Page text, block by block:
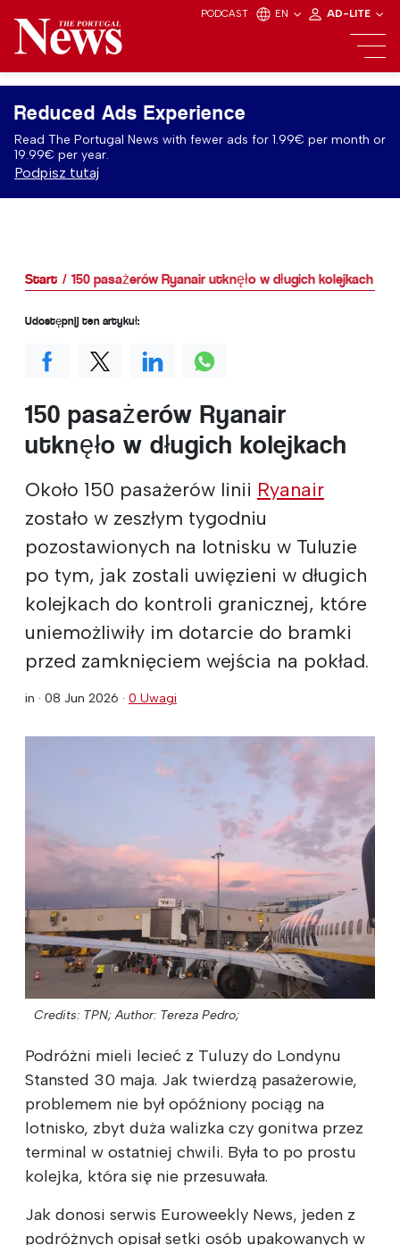
PODCAST EN AD-LITE
Reduced Ads Experience
Read The Portugal News with fewer ads for 1.99€ per month or
19.99€ per year.
Podpisz tutaj
Start 150 pasażerów Ryanair utknęło w długich kolejkach
150 pasażerów Ryanair
utknęło w długich kolejkach
Około 150 pasażerów linii Ryanair
zostało w zeszłym tygodniu
pozostawionych na lotnisku w Tuluzie
po tym, jak zostali uwięzieni w długich
kolejkach do kontroli granicznej, które
uniemożliwiły im dotarcie do bramki
przed zamknięciem wejścia na pokład.
in · 08 Jun 2026 · 0 Uwagi
Credits: TPN; Author: Tereza Pedro;
Podróżni mieli lecieć z Tuluzy do Londynu
Stansted 30 maja. Jak twierdzą pasażerowie,
problemem nie był opóźniony pociąg na
lotnisko, zbyt duża walizka czy gonitwa przez
terminal w ostatniej chwili. Była to po prostu
kolejka, która się nie przesuwała.
Jak donosi serwis Euroweekly News, jeden z
podróżnych opisał setki osób upakowanych w
Udostępnij ten artykuł: